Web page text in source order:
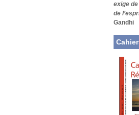
exige
de
Gandhi